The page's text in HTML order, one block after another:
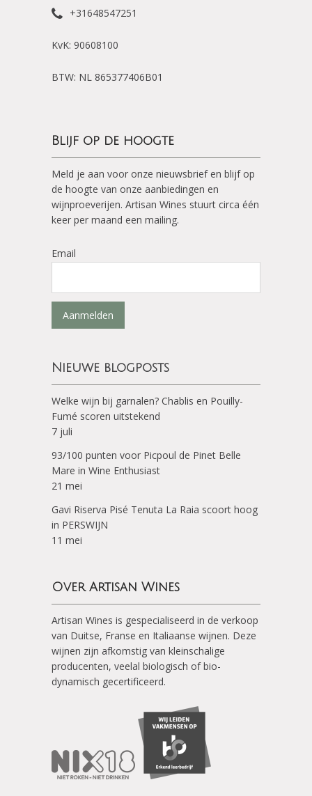
+31648547251
KvK: 90608100
BTW: NL 865377406B01
Blijf op de hoogte
Meld je aan voor onze nieuwsbrief en blijf op
de hoogte van onze aanbiedingen en
wijnproeverijen. Artisan Wines stuurt circa één
keer per maand een mailing.
Email
Aanmelden
Nieuwe blogposts
Welke wijn bij garnalen? Chablis en Pouilly-
Fumé scoren uitstekend
7 juli
93/100 punten voor Picpoul de Pinet Belle
Mare in Wine Enthusiast
21 mei
Gavi Riserva Pisé Tenuta La Raia scoort hoog
in PERSWIJN
11 mei
Over Artisan Wines
Artisan Wines is gespecialiseerd in de verkoop
van Duitse, Franse en Italiaanse wijnen. Deze
wijnen zijn afkomstig van kleinschalige
producenten, veelal biologisch of bio-
dynamisch gecertificeerd.